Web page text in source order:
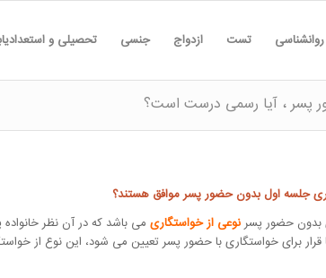
تست ازدواج جنسی تحصیلی و
پسر ، آیا رسمی درست است؟
جلسه اول بدون حضور پسر موافق هستند؟
بدون حضور پسرنوعی از خواستگاری می باشد که در آن نظر
برای خواستگاری با حضور پسر تعیین می شود، این نوع از